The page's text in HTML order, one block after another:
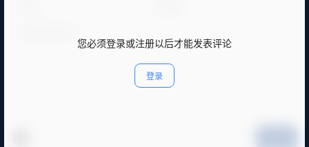
您必须登录或注册以后才能发表评论
登录